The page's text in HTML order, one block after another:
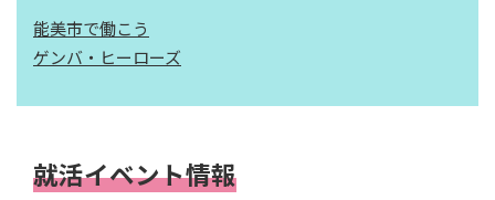
能美市で働こう
ゲンバ・ヒーローズ
就活イベント情報